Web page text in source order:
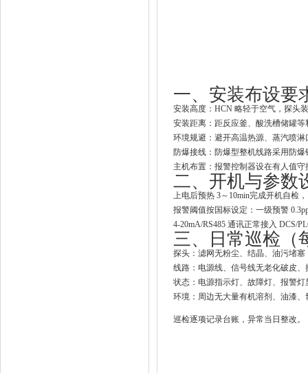
一、安装布设要
安装高度 ：HCN 略轻于空气，探头
安装距离 ：距反应釜、酸洗槽储罐等
环境规避 ：避开高温热源、蒸汽喷
防爆接线 ：防爆型整机线路采用 防爆
主机布置 ：报警控制器设在有人值
二、开机与参数
上电后预热 3～10min完成开机自检
报警阈值按国标设定： 一级预警
4-20mA/RS485 通讯正常接入 DCS/
三、日常巡检（
探头 ：滤网无粉尘、结晶、油污堵
线路 ：电源线、信号线无老化破皮
状态 ：电源指示灯、故障灯、报警
环境 ：周边无大量有机溶剂、油漆
巡检逐项记录台账，异常当日整改。